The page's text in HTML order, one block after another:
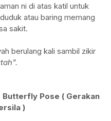
ni di atas katil untuk
atau baring memang
sakit.
berulang kali sambil zikir
Pose ( Gerakan
)